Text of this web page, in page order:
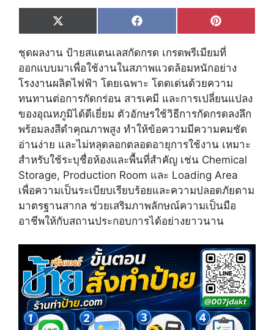
Share
on
X
(
T
w
i
t
t
e
r
)
Share
on
F
a
e
b
o
k
Share
on
P
i
n
t
e
e
s
t
ชุดผลงาน ป้ายสแตนเลสกัดกรด เกรดพรีเมียมที่
ออกแบบมาเพื่อใช้งานในสภาพแวดล้อมหนักอย่าง
โรงงานผลิตไฟฟ้า โดยเฉพาะ โดดเด่นด้วยความ
ทนทานต่อการกัดกร่อน สารเคมี และการเปลี่ยนแปลง
ของอุณหภูมิได้ดีเยี่ยม ตัวอักษรใช้วิธีการกัดกรดลงลึก
พร้อมลงสีดำคุณภาพสูง ทำให้ข้อความมีความคมชัด
อ่านง่าย และไม่หลุดลอกตลอดอายุการใช้งาน เหมาะ
สำหรับใช้ระบุชื่อห้องและพื้นที่สำคัญ เช่น Chemical
Storage, Production Room และ Loading Area
เพื่อความเป็นระเบียบเรียบร้อยและความปลอดภัยตาม
มาตรฐานสากล ช่วยเสริมภาพลักษณ์ความเป็นมือ
อาชีพให้กับสถานประกอบการได้อย่างยาวนาน